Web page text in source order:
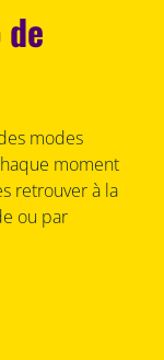
modes
moment
retrouver à la
ou par